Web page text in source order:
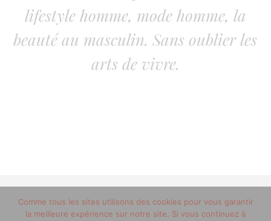
lifestyle homme, mode homme, la
beauté au masculin. Sans oublier les
arts de vivre.
© 2012-2020 copyright trucsdemec.fr - blog lifestyle
Comme tous les sites utilisons des cookies pour vous garantir
la meilleure expérience sur notre site. Si vous continuez à